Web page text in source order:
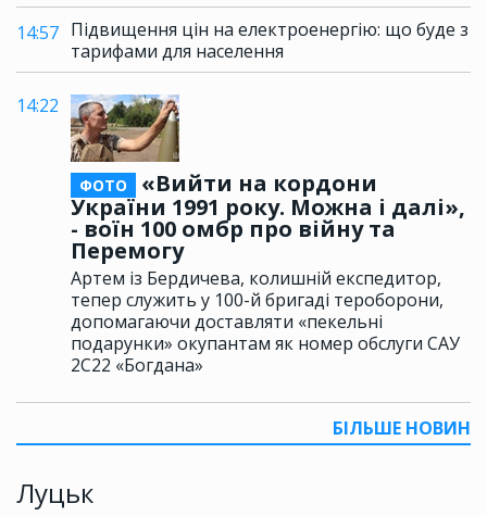
14:57 Підвищення цін на електроенергію: що буде з
тарифами для населення
14:22
ФОТО
«Вийти на кордони
України 1991 року. Можна і далі»,
- воїн 100 омбр про війну та
Перемогу
Артем із Бердичева, колишній експедитор,
тепер служить у 100-й бригаді тероборони,
допомагаючи доставляти «пекельні
подарунки» окупантам як номер обслуги САУ
2С22 «Богдана»
БІЛЬШЕ НОВИН
Луцьк